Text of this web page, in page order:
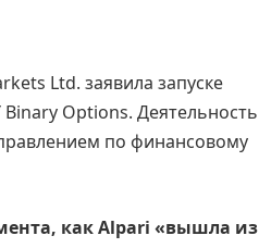
Ltd. заявила запуске
Options. Деятельность
по финансовому
как Alpari «вышла из